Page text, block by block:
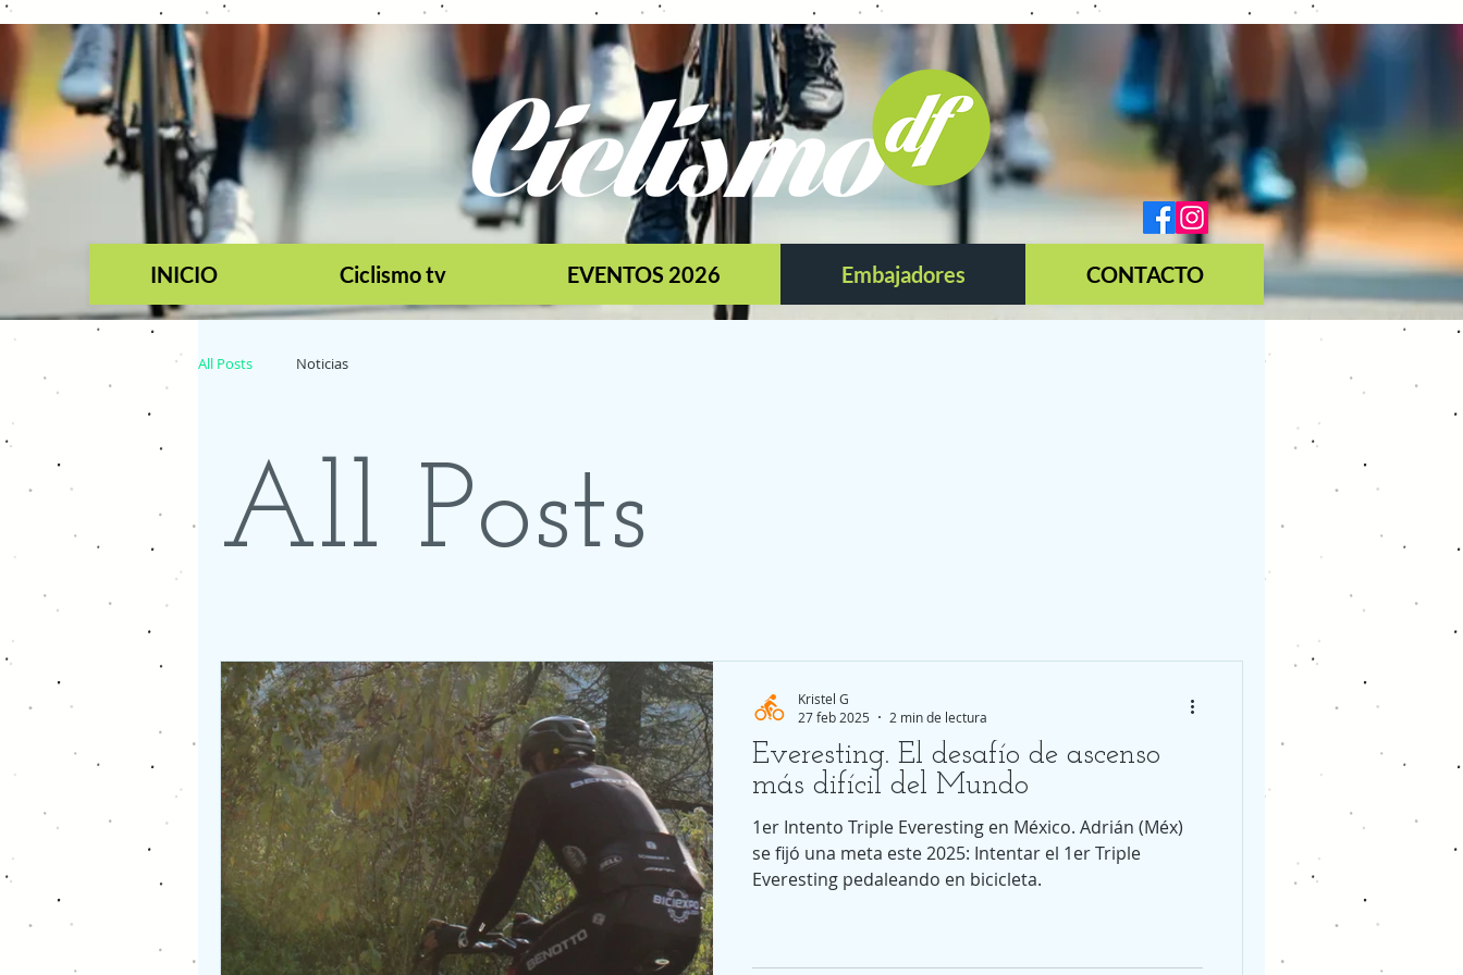
INICIO Ciclismo tv EVENTOS 2026 Embajadores CONTACTO
All Posts Noticias
All Posts
Everesting. El desafío de ascenso
más difícil del Mundo
1er Intento Triple Everesting en México. Adrián (Méx)
se fijó una meta este 2025: Intentar el 1er Triple
Everesting pedaleando en bicicleta.
Kristel G
27 feb 2025
2 min de lectura